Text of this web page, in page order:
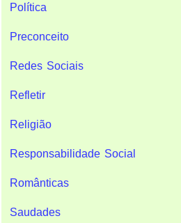
Política
Preconceito
Redes Sociais
Refletir
Religião
Responsabilidade Social
Românticas
Saudades